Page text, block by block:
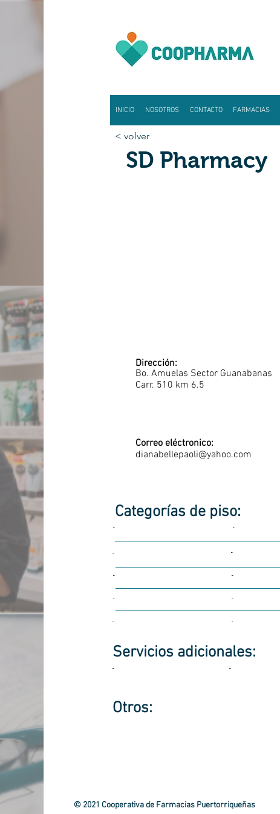
INICIO NOSOTROS CONTACTO FARMACIAS
< volver
Dirección:
Bo. Amuelas Sector Guanabanas
Carr. 510 km 6.5
Correo eléctronico:
dianabellepaoli@yahoo.com
Categorías de piso:
- -
- -
- -
- -
- -
Servicios adicionales:
- -
Otros:
SD Pharmacy
© 2021 Cooperativa de Farmacias Puertorriqueñas